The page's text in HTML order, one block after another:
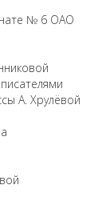
№ 6 ОАО
А. Хрулёвой